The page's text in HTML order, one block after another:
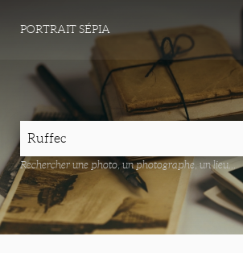
PORTRAIT SÉPIA
Rechercher une photo, un photographe, un lieu...